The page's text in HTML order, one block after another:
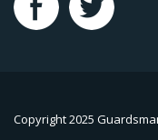
Copyright 2025